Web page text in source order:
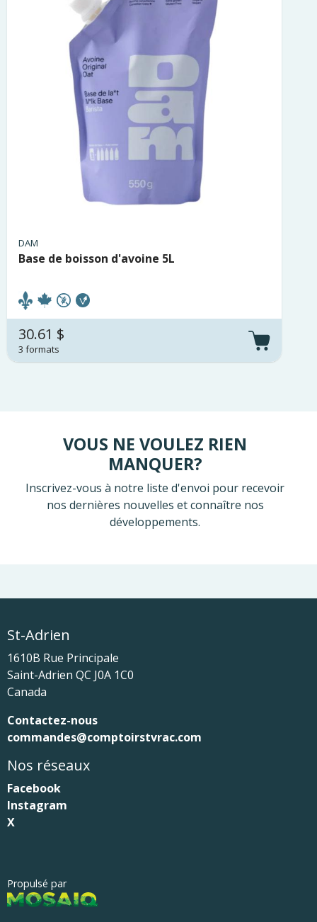
DAM
Base de boisson d'avoine 5L
30.61 $
3 formats
VOUS NE VOULEZ RIEN
MANQUER?
Inscrivez-vous à notre liste d'envoi pour recevoir
nos dernières nouvelles et connaître nos
développements.
St-Adrien
1610B Rue Principale
Saint-Adrien QC J0A 1C0
Canada
Contactez-nous
commandes@comptoirstvrac.com
Nos réseaux
Facebook
Instagram
X
Propulsé par